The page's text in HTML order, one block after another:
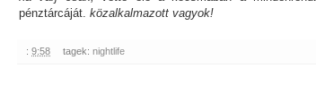
pénztárcáját. közalkalmazott vagyok!
: 9:58 tagek: nightlife